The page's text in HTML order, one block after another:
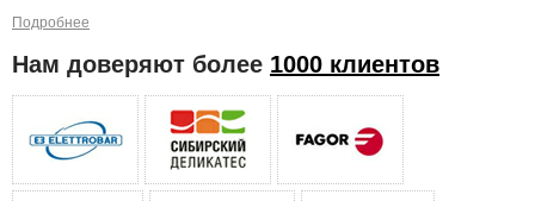
Подробнее
Нам доверяют более 1000 клиентов